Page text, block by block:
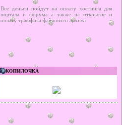
Все деньги пойдут на оплату хостинга для
портала и форума а также на открытие и
оплату траффика файлового архива
КОПИЛОЧКА